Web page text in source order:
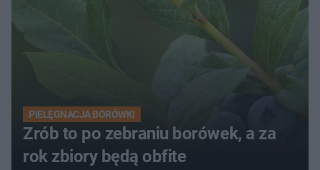
PIELĘGNACJA BORÓWKI
Zrób to po zebraniu borówek, a za
rok zbiory będą obfite